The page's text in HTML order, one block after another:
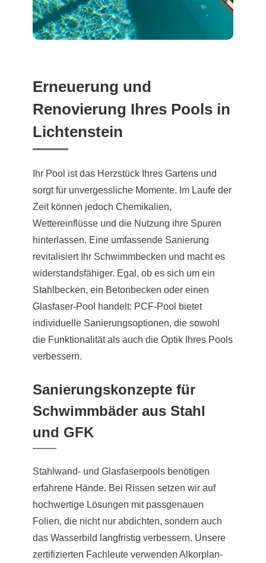
Erneuerung und
Renovierung Ihres Pools in
Lichtenstein
Ihr Pool ist das Herzstück Ihres Gartens und
sorgt für unvergessliche Momente. Im Laufe der
Zeit können jedoch Chemikalien,
Wettereinflüsse und die Nutzung ihre Spuren
hinterlassen. Eine umfassende Sanierung
revitalisiert Ihr Schwimmbecken und macht es
widerstandsfähiger. Egal, ob es sich um ein
Stahlbecken, ein Betonbecken oder einen
Glasfaser-Pool handelt: PCF-Pool bietet
individuelle Sanierungsoptionen, die sowohl
die Funktionalität als auch die Optik Ihres Pools
verbessern.
Sanierungskonzepte für
Schwimmbäder aus Stahl
und GFK
Stahlwand- und Glasfaserpools benötigen
erfahrene Hände. Bei Rissen setzen wir auf
hochwertige Lösungen mit passgenauen
Folien, die nicht nur abdichten, sondern auch
das Wasserbild langfristig verbessern. Unsere
zertifizierten Fachleute verwenden Alkorplan-